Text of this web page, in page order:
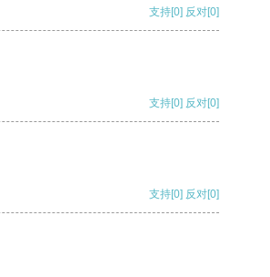
支持[0] 反对[0]
支持[0] 反对[0]
支持[0] 反对[0]